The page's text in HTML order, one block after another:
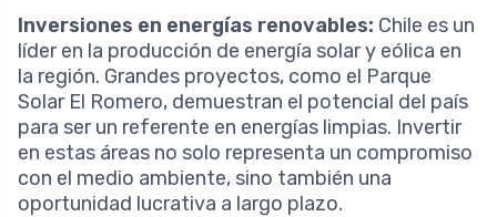
Inversiones en energías renovables: Chile es un
líder en la producción de energía solar y eólica en
la región. Grandes proyectos, como el Parque
Solar El Romero, demuestran el potencial del país
para ser un referente en energías limpias. Invertir
en estas áreas no solo representa un compromiso
con el medio ambiente, sino también una
oportunidad lucrativa a largo plazo.